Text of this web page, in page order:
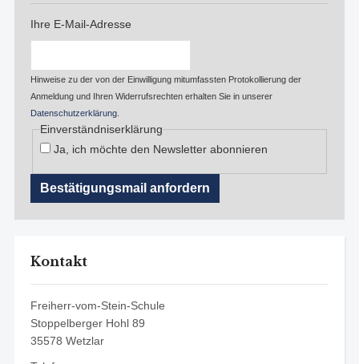
Ihre E-Mail-Adresse
Hinweise zu der von der Einwilligung mitumfassten Protokollierung der
Anmeldung und Ihren Widerrufsrechten erhalten Sie in unserer
Datenschutzerklärung.
Einverständniserklärung
Ja, ich möchte den Newsletter abonnieren
Kontakt
Freiherr-vom-Stein-Schule
Stoppelberger Hohl 89
35578 Wetzlar